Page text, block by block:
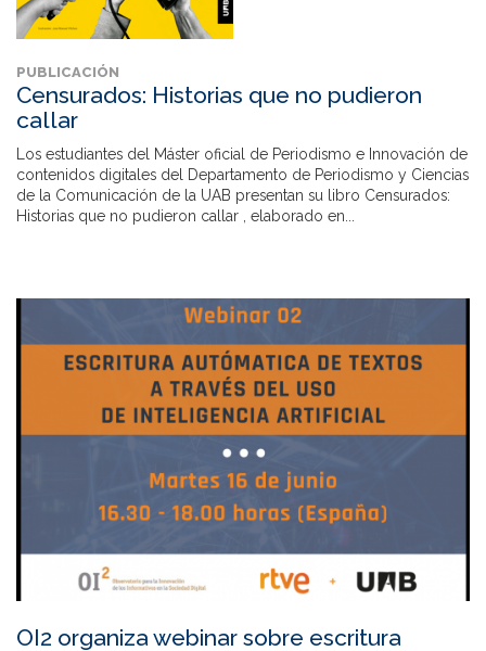
PUBLICACIÓN
Censurados: Historias que no pudieron
callar
Los estudiantes del Máster oficial de Periodismo e Innovación de
contenidos digitales del Departamento de Periodismo y Ciencias
de la Comunicación de la UAB presentan su libro Censurados:
Historias que no pudieron callar , elaborado en...
OI2 organiza webinar sobre escritura